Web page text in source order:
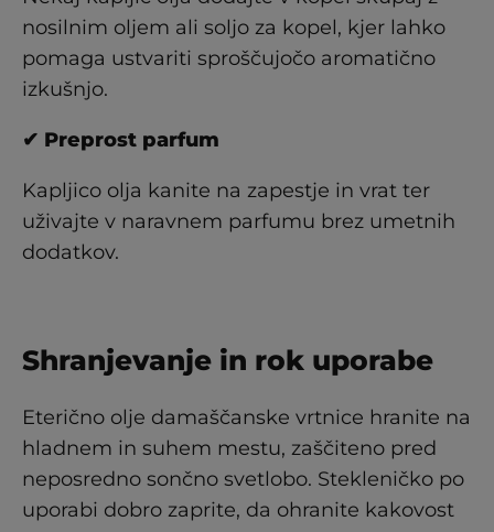
nosilnim oljem ali soljo za kopel, kjer lahko
pomaga ustvariti sproščujočo aromatično
izkušnjo.
✔ Preprost parfum
Kapljico olja kanite na zapestje in vrat ter
uživajte v naravnem parfumu brez umetnih
dodatkov.
Shranjevanje in rok uporabe
Eterično olje damaščanske vrtnice hranite na
hladnem in suhem mestu, zaščiteno pred
neposredno sončno svetlobo. Stekleničko po
uporabi dobro zaprite, da ohranite kakovost